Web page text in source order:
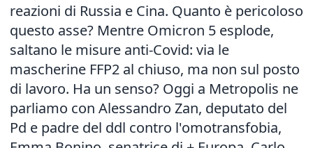
reazioni di Russia e Cina. Quanto è pericoloso
questo asse? Mentre Omicron 5 esplode,
saltano le misure anti-Covid: via le
mascherine FFP2 al chiuso, ma non sul posto
di lavoro. Ha un senso? Oggi a Metropolis ne
parliamo con Alessandro Zan, deputato del
Pd e padre del ddl contro l'omotransfobia,